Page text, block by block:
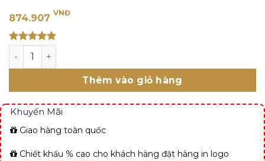
874.907 VNĐ
out of 5
Hộp Quà Tết Mekoong Giá Rẻ Mã MKQT0005 số lượng
Thêm vào giỏ hàng
Khuyến Mãi
Giao hàng toàn quốc
Chiết khấu % cao cho khách hàng đặt hàng in logo